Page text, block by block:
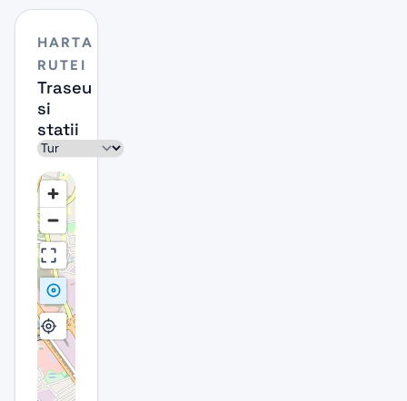
HARTA
RUTEI
Traseu
si
statii
Sens